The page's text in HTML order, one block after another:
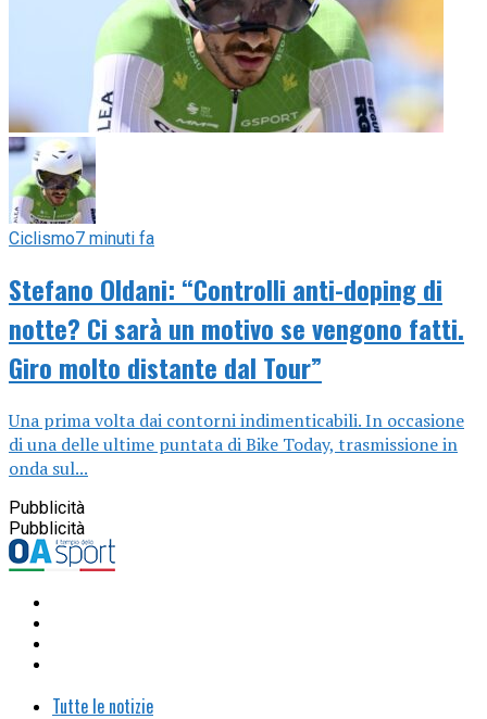
Ciclismo7 minuti fa
Stefano Oldani: “Controlli anti-doping di
notte? Ci sarà un motivo se vengono fatti.
Giro molto distante dal Tour”
Una prima volta dai contorni indimenticabili. In occasione
di una delle ultime puntata di Bike Today, trasmissione in
onda sul...
Pubblicità
Pubblicità
Tutte le notizie